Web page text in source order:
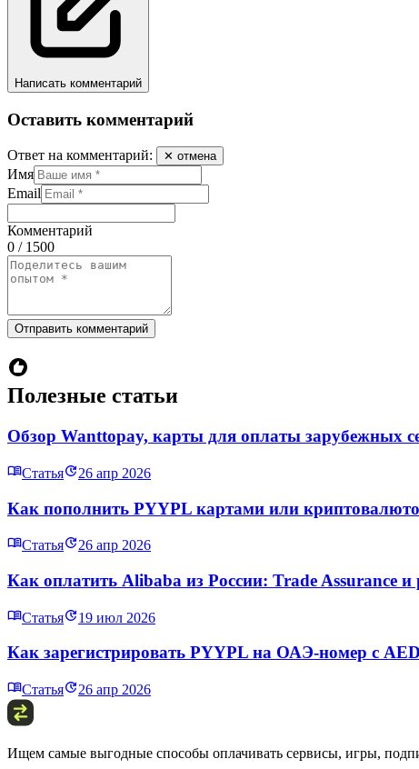
Написать комментарий
Оставить комментарий
Ответ на комментарий: ✕ отмена
Имя
Email
Комментарий
0 / 1500
Отправить комментарий
Полезные статьи
Обзор Wanttopay, карты для оплаты зарубежных
Статья 26 апр 2026
Как пополнить PYYPL картами или
Статья 26 апр 2026
Как оплатить Alibaba из России: Trade Assurance и
Статья 19 июл 2026
Как зарегистрировать PYYPL на ОАЭ-номер с
Статья 26 апр 2026
Ищем самые выгодные способы оплачивать сервисы, игры,